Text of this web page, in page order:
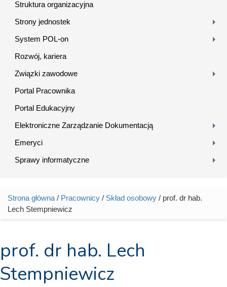
Struktura organizacyjna
Strony jednostek
System POL-on
Rozwój, kariera
Związki zawodowe
Portal Pracownika
Portal Edukacyjny
Elektroniczne Zarządzanie Dokumentacją
Emeryci
Sprawy informatyczne
Jesteś tutaj
Strona główna / Pracownicy / Skład osobowy / prof. dr hab.
Lech Stempniewicz
prof. dr hab. Lech
Stempniewicz